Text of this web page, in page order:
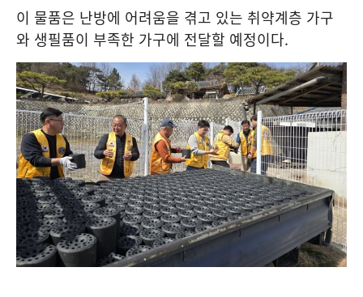
이 물품은 난방에 어려움을 겪고 있는 취약계층 가구
와 생필품이 부족한 가구에 전달할 예정이다.